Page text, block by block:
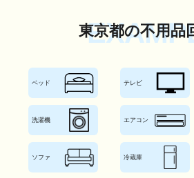
東京都の不用品
ベッド テレビ
洗濯機 エアコン
ソファ 冷蔵庫